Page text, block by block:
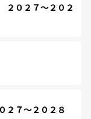
０２７～２０２
７～２０２８